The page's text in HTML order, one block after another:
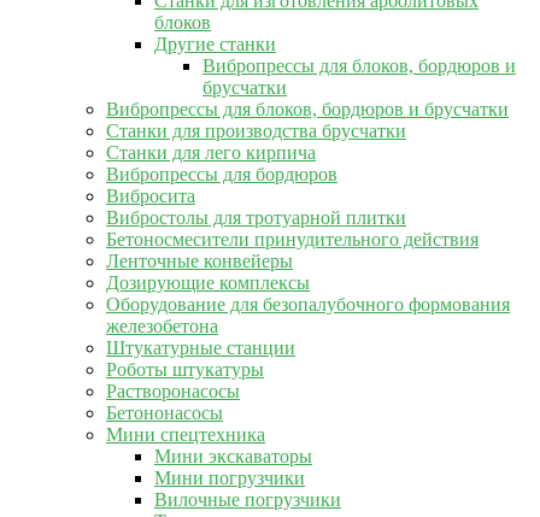
блоков
Другие станки
Вибропрессы для блоков, бордюров и
брусчатки
Вибропрессы для блоков, бордюров и брусчатки
Станки для производства брусчатки
Станки для лего кирпича
Вибропрессы для бордюров
Вибросита
Вибростолы для тротуарной плитки
Бетоносмесители принудительного действия
Ленточные конвейеры
Дозирующие комплексы
Оборудование для безопалубочного формования
железобетона
Штукатурные станции
Роботы штукатуры
Растворонасосы
Бетононасосы
Мини спецтехника
Мини экскаваторы
Мини погрузчики
Вилочные погрузчики